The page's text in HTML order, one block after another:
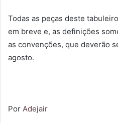
Todas as peças deste
em breve e, as definições
as convenções, que deverão
agosto.
Por Adejair